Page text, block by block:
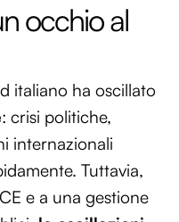
occhio al
italiano ha oscillato
: crisi politiche,
internazionali
Tuttavia,
e a una gestione